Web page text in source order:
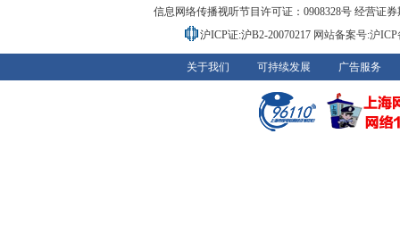
信息网络传播视听节目许可证：0908328号 经营证
沪ICP证:沪B2-20070217 网站备案号:沪
关于我们 可持续发展 广告服务